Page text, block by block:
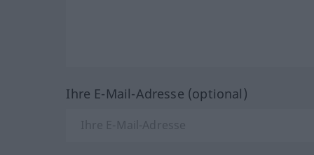
Ihre E-Mail-Adresse (optional)